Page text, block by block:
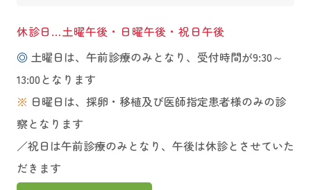
休診日…土曜午後・日曜午後・祝日午後
◎ 土曜日は、午前診療のみとなり、受付時間が9:30～
13:00となります
※ 日曜日は、採卵・移植及び医師指定患者様のみの診
察となります
／祝日は午前診療のみとなり、午後は休診とさせていた
だきます